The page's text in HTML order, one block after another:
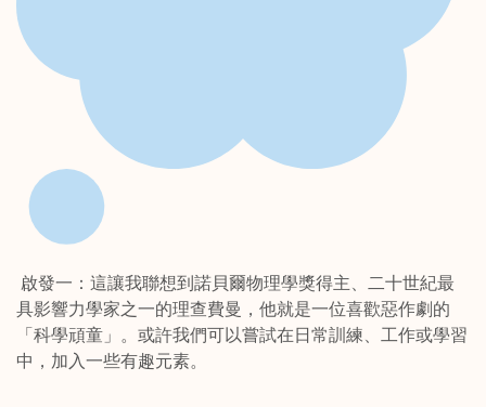
啟發一：這讓我聯想到諾貝爾物理學獎得主、二十世紀最
具影響力學家之一的理查費曼，他就是一位喜歡惡作劇的
「科學頑童」。或許我們可以嘗試在日常訓練、工作或學習
中，加入一些有趣元素。